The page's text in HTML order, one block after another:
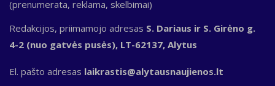
(prenumerata, reklama, skelbimai)
Redakcijos, priimamojo adresas S. Dariaus ir S. Girėno g.
4-2 (nuo gatvės pusės), LT-62137, Alytus
El. pašto adresas laikrastis@alytausnaujienos.lt